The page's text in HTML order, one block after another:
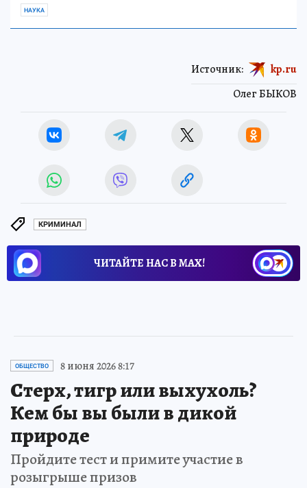
НАУКА
Олег БЫКОВ
Источник: kp.ru
КРИМИНАЛ
ЧИТАЙТЕ НАС В МАХ!
ОБЩЕСТВО 8 июня 2026 8:17
Стерх, тигр или выхухоль?
Кем бы вы были в дикой
природе
Пройдите тест и примите участие в
розыгрыше призов